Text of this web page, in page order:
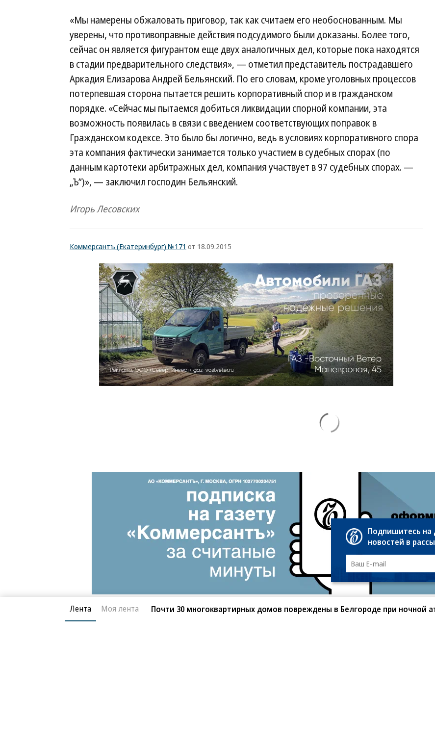
«Мы намерены обжаловать приговор, так как считаем его необоснованным. Мы
уверены, что противоправные действия подсудимого были доказаны. Более того,
сейчас он является фигурантом еще двух аналогичных дел, которые пока находятся
в стадии предварительного следствия», — отметил представитель пострадавшего
Аркадия Елизарова Андрей Бельянский. По его словам, кроме уголовных процессов
потерпевшая сторона пытается решить корпоративный спор и в гражданском
порядке. «Сейчас мы пытаемся добиться ликвидации спорной компании, эта
возможность появилась в связи с введением соответствующих поправок в
Гражданском кодексе. Это было бы логично, ведь в условиях корпоративного спора
эта компания фактически занимается только участием в судебных спорах (по
данным картотеки арбитражных дел, компания участвует в 97 судебных спорах. —
„Ъ”)», — заключил господин Бельянский.
Игорь Лесовских
Коммерсантъ (Екатеринбург) №171 от 18.09.2015
Лента Моя лента Почти 30 многоквартирных домов повреждены в Белгороде при ночной
Подпишитесь на
новостей в